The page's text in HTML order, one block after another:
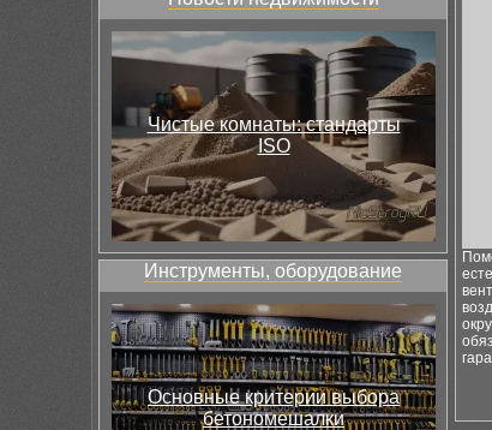
Чистые комнаты: стандарты
ISO
Инструменты, оборудование
Основные критерии выбора
бетономешалки